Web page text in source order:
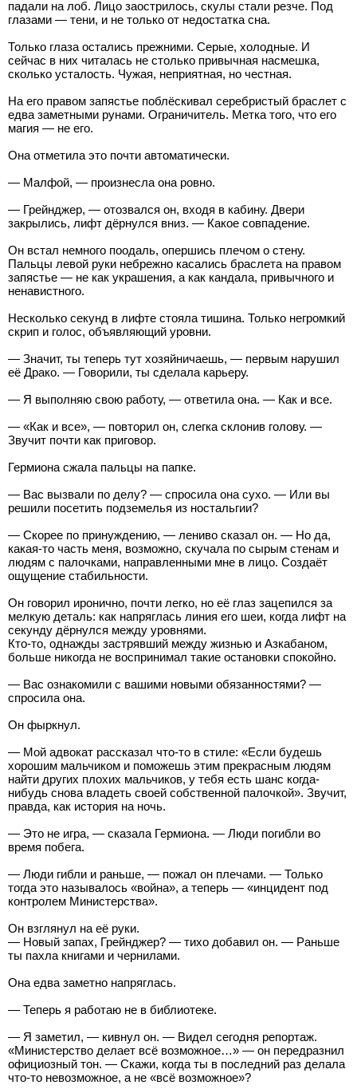
падали на лоб. Лицо заострилось, скулы стали резче. Под
глазами — тени, и не только от недостатка сна.
Только глаза остались прежними. Серые, холодные. И
сейчас в них читалась не столько привычная насмешка,
сколько усталость. Чужая, неприятная, но честная.
На его правом запястье поблёскивал серебристый браслет с
едва заметными рунами. Ограничитель. Метка того, что его
магия — не его.
Она отметила это почти автоматически.
— Малфой, — произнесла она ровно.
— Грейнджер, — отозвался он, входя в кабину. Двери
закрылись, лифт дёрнулся вниз. — Какое совпадение.
Он встал немного поодаль, опершись плечом о стену.
Пальцы левой руки небрежно касались браслета на правом
запястье — не как украшения, а как кандала, привычного и
ненавистного.
Несколько секунд в лифте стояла тишина. Только негромкий
скрип и голос, объявляющий уровни.
— Значит, ты теперь тут хозяйничаешь, — первым нарушил
её Драко. — Говорили, ты сделала карьеру.
— Я выполняю свою работу, — ответила она. — Как и все.
— «Как и все», — повторил он, слегка склонив голову. —
Звучит почти как приговор.
Гермиона сжала пальцы на папке.
— Вас вызвали по делу? — спросила она сухо. — Или вы
решили посетить подземелья из ностальгии?
— Скорее по принуждению, — лениво сказал он. — Но да,
какая-то часть меня, возможно, скучала по сырым стенам и
людям с палочками, направленными мне в лицо. Создаёт
ощущение стабильности.
Он говорил иронично, почти легко, но её глаз зацепился за
мелкую деталь: как напряглась линия его шеи, когда лифт на
секунду дёрнулся между уровнями.
Кто-то, однажды застрявший между жизнью и Азкабаном,
больше никогда не воспринимал такие остановки спокойно.
— Вас ознакомили с вашими новыми обязанностями? —
спросила она.
Он фыркнул.
— Мой адвокат рассказал что-то в стиле: «Если будешь
хорошим мальчиком и поможешь этим прекрасным людям
найти других плохих мальчиков, у тебя есть шанс когда-
нибудь снова владеть своей собственной палочкой». Звучит,
правда, как история на ночь.
— Это не игра, — сказала Гермиона. — Люди погибли во
время побега.
— Люди гибли и раньше, — пожал он плечами. — Только
тогда это называлось «война», а теперь — «инцидент под
контролем Министерства».
Он взглянул на её руки.
— Новый запах, Грейнджер? — тихо добавил он. — Раньше
ты пахла книгами и чернилами.
Она едва заметно напряглась.
— Теперь я работаю не в библиотеке.
— Я заметил, — кивнул он. — Видел сегодня репортаж.
«Министерство делает всё возможное…» — он передразнил
официозный тон. — Скажи, когда ты в последний раз делала
что-то невозможное, а не «всё возможное»?